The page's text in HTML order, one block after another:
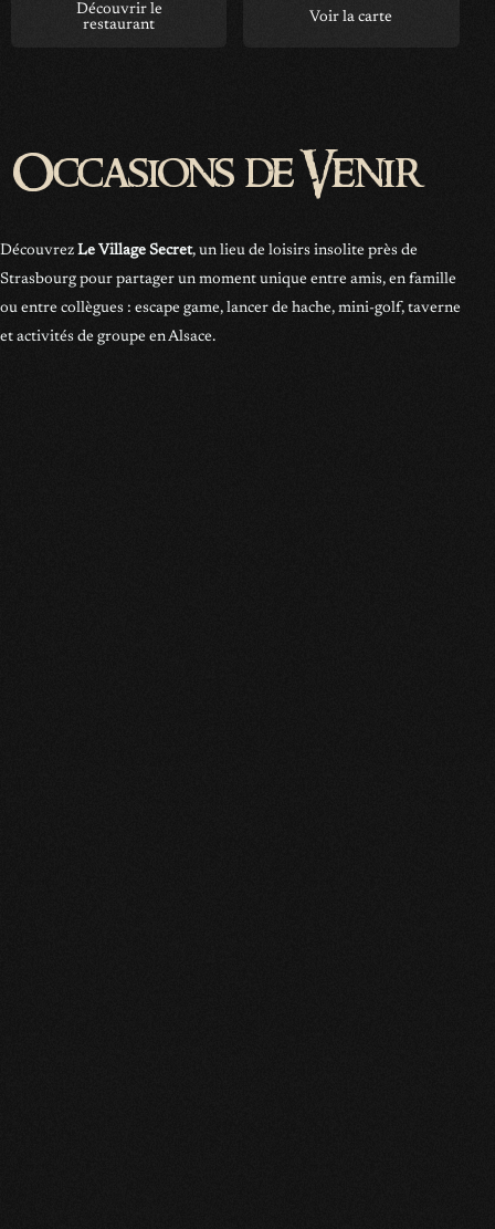
Découvrir le
restaurant
Voir la carte
Occasions de Venir
Découvrez Le Village Secret, un lieu de loisirs insolite près de
Strasbourg pour partager un moment unique entre amis, en famille
ou entre collègues : escape game, lancer de hache, mini-golf, taverne
et activités de groupe en Alsace.